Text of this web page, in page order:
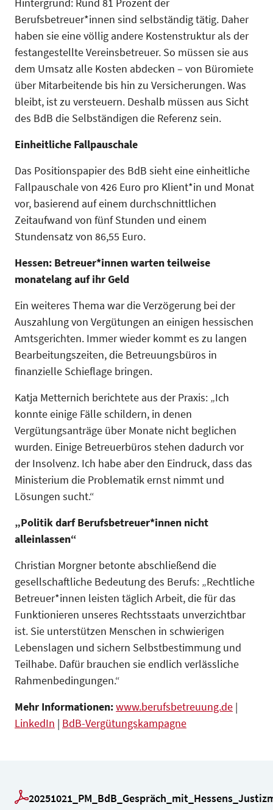
Hintergrund: Rund 81 Prozent der
Berufsbetreuer*innen sind selbständig tätig. Daher
haben sie eine völlig andere Kostenstruktur als der
festangestellte Vereinsbetreuer. So müssen sie aus
dem Umsatz alle Kosten abdecken – von Büromiete
über Mitarbeitende bis hin zu Versicherungen. Was
bleibt, ist zu versteuern. Deshalb müssen aus Sicht
des BdB die Selbständigen die Referenz sein.
Einheitliche Fallpauschale
Das Positionspapier des BdB sieht eine einheitliche
Fallpauschale von 426 Euro pro Klient*in und Monat
vor, basierend auf einem durchschnittlichen
Zeitaufwand von fünf Stunden und einem
Stundensatz von 86,55 Euro.
Hessen: Betreuer*innen warten teilweise
monatelang auf ihr Geld
Ein weiteres Thema war die Verzögerung bei der
Auszahlung von Vergütungen an einigen hessischen
Amtsgerichten. Immer wieder kommt es zu langen
Bearbeitungszeiten, die Betreuungsbüros in
finanzielle Schieflage bringen.
Katja Metternich berichtete aus der Praxis: „Ich
konnte einige Fälle schildern, in denen
Vergütungsanträge über Monate nicht beglichen
wurden. Einige Betreuerbüros stehen dadurch vor
der Insolvenz. Ich habe aber den Eindruck, dass das
Ministerium die Problematik ernst nimmt und
Lösungen sucht.“
„Politik darf Berufsbetreuer*innen nicht
alleinlassen“
Christian Morgner betonte abschließend die
gesellschaftliche Bedeutung des Berufs: „Rechtliche
Betreuer*innen leisten täglich Arbeit, die für das
Funktionieren unseres Rechtsstaats unverzichtbar
ist. Sie unterstützen Menschen in schwierigen
Lebenslagen und sichern Selbstbestimmung und
Teilhabe. Dafür brauchen sie endlich verlässliche
Rahmenbedingungen.“
Mehr Informationen:www.berufsbetreuung.de |
LinkedIn | BdB-Vergütungskampagne